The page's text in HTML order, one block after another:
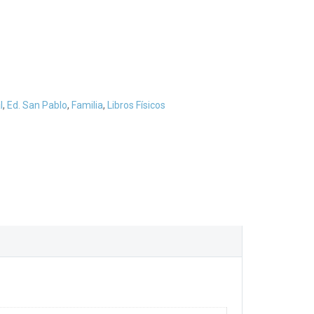
, Ed. San Pablo, Familia, Libros Físicos